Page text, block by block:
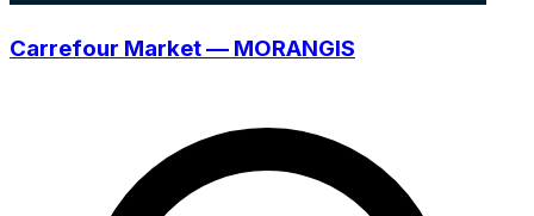
Carrefour Market — MORANGIS